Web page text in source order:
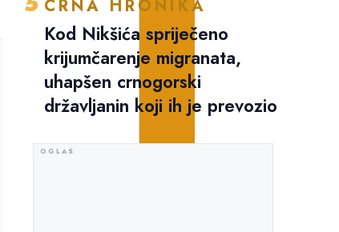
CRNA HRONIKA
Kod Nikšića spriječeno
krijumčarenje migranata,
uhapšen crnogorski
državljanin koji ih je prevozio